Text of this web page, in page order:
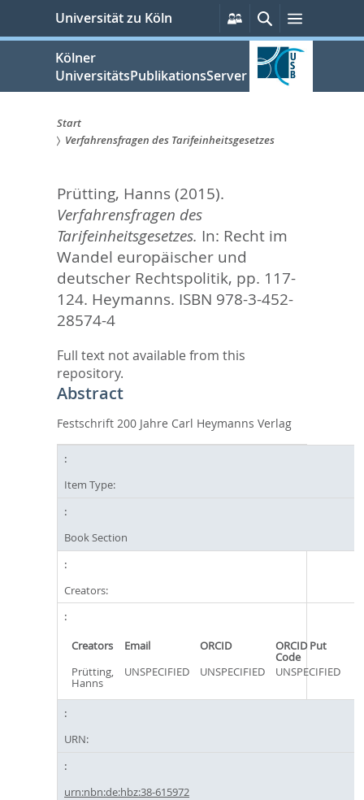
springen
Universität zu Köln
Persönliche
Services
SucheMenü
Kölner
UniversitätsPublikationsServer
Sie
sind
hier:
Start
Verfahrensfragen des Tarifeinheitsgesetzes
Prütting, Hanns(2015).
Verfahrensfragen des
Tarifeinheitsgesetzes. In: Recht im
Wandel europäischer und
deutscher Rechtspolitik, pp. 117-
124. Heymanns. ISBN 978-3-452-
28574-4
Full text not available from this
repository.
Abstract
Festschrift 200 Jahre Carl Heymanns Verlag
Item Type:
Book Section
Creators:
Creators Email ORCID ORCID Put
Code
Prütting,
Hanns
UNSPECIFIED UNSPECIFIED UNSPECIFIED
URN:
urn:nbn:de:hbz:38-615972